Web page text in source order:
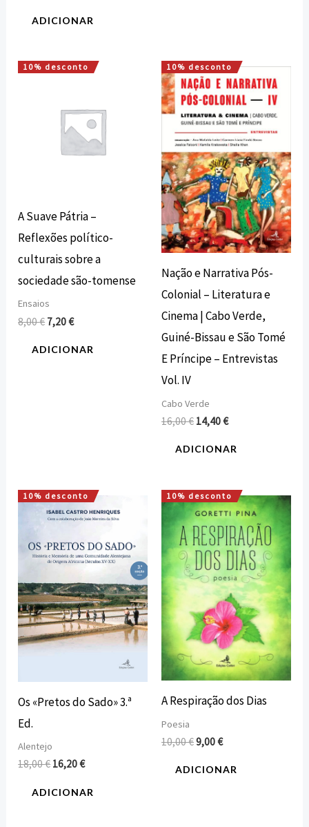
ADICIONAR
10% desconto
A Suave Pátria –
Reflexões político-
culturais sobre a
sociedade são-tomense
Ensaios
8,00€
O
era:
8,00 €.
7,20€
O
é:
7,20 €.
ADICIONAR
10% desconto
Nação e Narrativa Pós-
Colonial – Literatura e
Cinema | Cabo Verde,
Guiné-Bissau e São Tomé
E Príncipe – Entrevistas
Vol. IV
Cabo Verde
16,00€
O
preço
original
era:
16,00 €.
14,40€
O
preço
atual
é:
14,40 €.
ADICIONAR
10% desconto
Os «Pretos do Sado» 3.ª
Ed.
Alentejo
18,00€
O
preço
era:
18,00 €.
16,20€
O
preço
é:
16,20 €.
ADICIONAR
10% desconto
A Respiração dos Dias
Poesia
10,00€
O
preço
original
era:
10,00 €.
9,00€
O
preço
atual
é:
9,00 €.
ADICIONAR